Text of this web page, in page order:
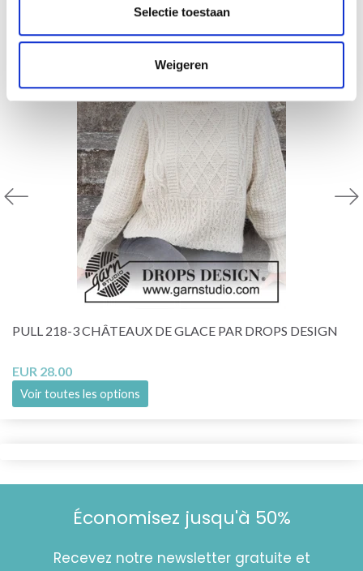
Selectie toestaan
Weigeren
PULL 218-3 CHÂTEAUX DE GLACE PAR DROPS DESIGN
EUR 28.00
Voir toutes les options
Économisez jusqu'à 50%
Recevez notre newsletter gratuite et